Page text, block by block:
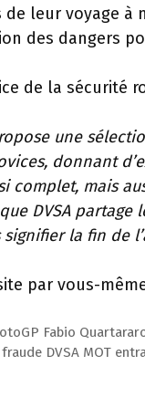
leur voyage à
des dangers
de la sécurité
une
donnant
complet, mais
DVSA partage
la fin de
par vous-
Fabio
DVSA MOT